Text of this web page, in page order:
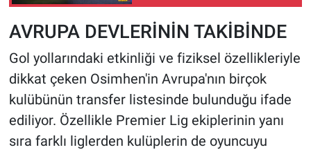
AVRUPA DEVLERİNİN TAKİBİNDE
Gol yollarındaki etkinliği ve fiziksel özellikleriyle
dikkat çeken Osimhen'in Avrupa'nın birçok
kulübünün transfer listesinde bulunduğu ifade
ediliyor. Özellikle Premier Lig ekiplerinin yanı
sıra farklı liglerden kulüplerin de oyuncuyu